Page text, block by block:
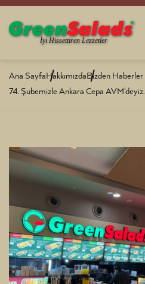
Ana SayfaHakkımızdaBizden Haberler
74. Şubemizle Ankara Cepa AVM'deyiz.